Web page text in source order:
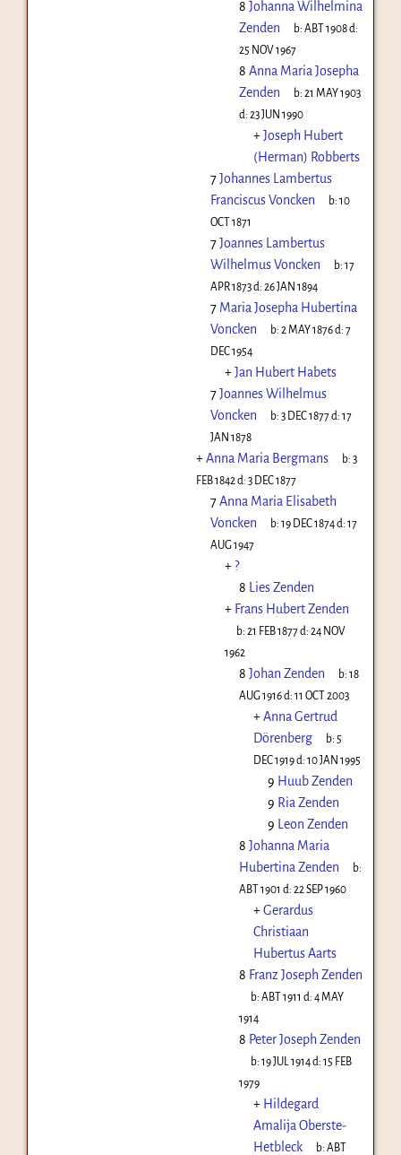
8 Johanna Wilhelmina
Zenden
b:ABT 1908d:
25 NOV 1967
8 Anna Maria Josepha
Zenden
b:21 MAY 1903
d: 23 JUN 1990
+Joseph Hubert
(Herman) Robberts
7Johannes Lambertus
Franciscus Voncken
b:10
OCT 1871
7Joannes Lambertus
Wilhelmus Voncken
b:17
APR 1873d: 26 JAN 1894
7 Maria Josepha Hubertina
Voncken
b:2 MAY 1876d:7
DEC 1954
+Jan Hubert Habets
7Joannes Wilhelmus
Voncken
b:3 DEC 1877d:17
JAN 1878
+Anna Maria Bergmans b:3
FEB 1842 d: 3 DEC 1877
7Anna Maria Elisabeth
Voncken
b:19 DEC 1874d:17
AUG 1947
+ ?
8 Lies Zenden
+ Frans Hubert Zenden
b:21 FEB 1877d:24 NOV
1962
8 Johan Zenden b:18
AUG 1916d: 11 OCT 2003
+Anna Gertrud
Dörenberg
b: 5
DEC 1919d: 10 JAN 1995
9 Huub Zenden
9 Ria Zenden
9 Leon Zenden
8 Johanna Maria
Hubertina Zenden
b:
ABT 1901 d: 22 SEP 1960
+Gerardus
Christiaan
Hubertus Aarts
8 Franz Joseph Zenden
b:ABT 1911 d:4 MAY
1914
8 Peter Joseph Zenden
b:19 JUL 1914d:15 FEB
1979
+ Hildegard
Amalija Oberste-
Hetbleck
b:ABT